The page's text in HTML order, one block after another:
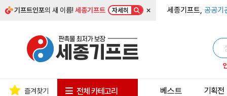
기프트인포의 새 이름!세종기프트 자세히 × 세종기프트, 공공기
즐겨찾기 전체 카테고리
베스트
기획전